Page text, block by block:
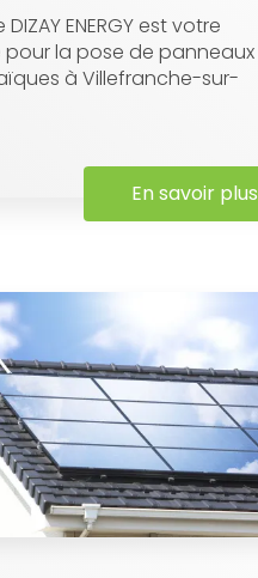
DIZAY ENERGY est votre
pour la pose de panneaux
à Villefranche-sur-
En savoir plus